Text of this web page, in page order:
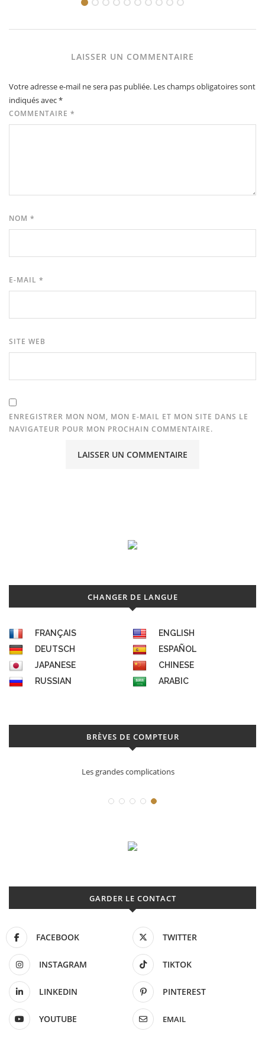
LAISSER UN COMMENTAIRE
Votre adresse e-mail ne sera pas publiée. Les champs obligatoires sont
indiqués avec*
COMMENTAIRE *
NOM *
E-MAIL *
SITE WEB
ENREGISTRER MON NOM, MON E-MAIL ET MON SITE DANS LE
NAVIGATEUR POUR MON PROCHAIN COMMENTAIRE.
CHANGER DE LANGUE
FRANÇAIS
ENGLISH
DEUTSCH
ESPAÑOL
JAPANESE
CHINESE
RUSSIAN
ARABIC
BRÈVES DE COMPTEUR
Déconstruction Parmigiani Fleurier
GARDER LE CONTACT
FACEBOOK TWITTER
INSTAGRAM TIKTOK
LINKEDIN PINTEREST
YOUTUBE EMAIL